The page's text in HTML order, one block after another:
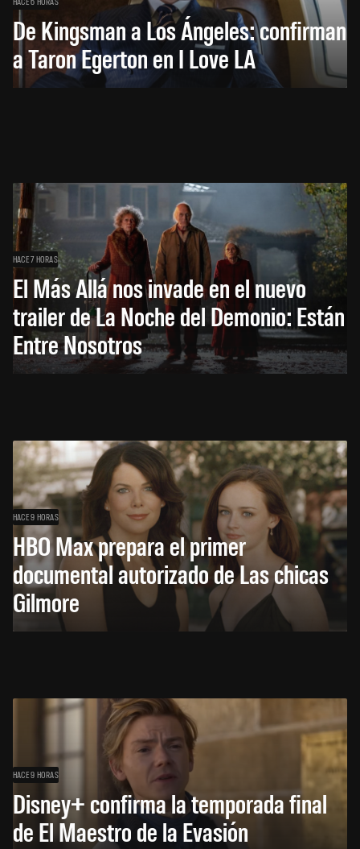
De Kingsman a Los Ángeles: confirman
a Taron Egerton en I Love LA
HACE 7 HORAS
El Más Allá nos invade en el nuevo
trailer de La Noche del Demonio: Están
Entre Nosotros
HACE 9 HORAS
HBO Max prepara el primer
documental autorizado de Las chicas
Gilmore
HACE 9 HORAS
Disney+ confirma la temporada final
de El Maestro de la Evasión